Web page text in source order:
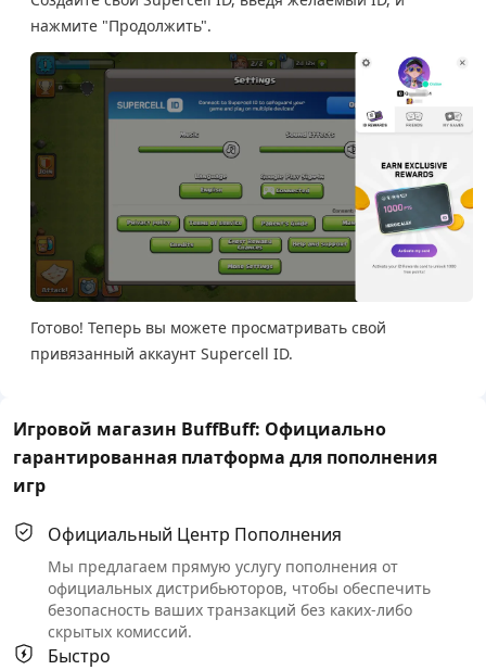
нажмите "Продолжить".
Готово! Теперь вы можете просматривать свой
привязанный аккаунт Supercell ID.
Игровой магазин BuffBuff: Официально
гарантированная платформа для пополнения
игр
Официальный Центр Пополнения
Мы предлагаем прямую услугу пополнения от
официальных дистрибьюторов, чтобы обеспечить
безопасность ваших транзакций без каких-либо
скрытых комиссий.
Быстро